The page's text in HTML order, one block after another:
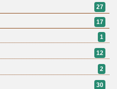
27
17
1
12
2
30